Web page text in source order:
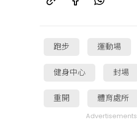
跑步 運動場
健身中心 封場
重開 體育處所
Advertisements